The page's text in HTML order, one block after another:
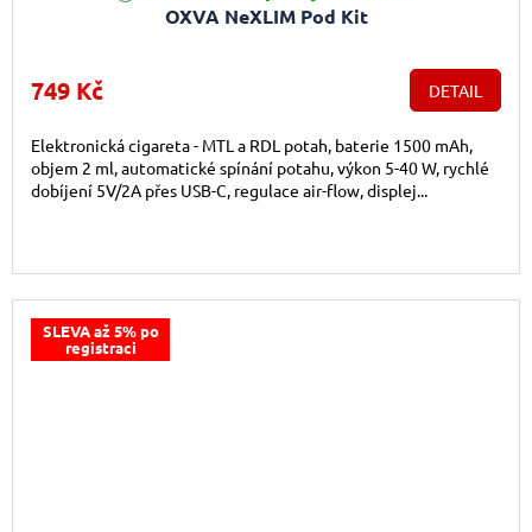
OXVA NeXLIM Pod Kit
749 Kč DETAIL
Elektronická cigareta - MTL a RDL potah, baterie 1500 mAh,
objem 2 ml, automatické spínání potahu, výkon 5-40 W, rychlé
dobíjení 5V/2A přes USB-C, regulace air-flow, displej...
SLEVA až 5% po
registraci